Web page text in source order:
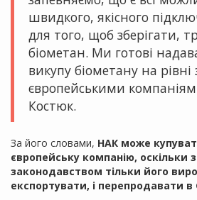
швидкого, якісного
для того, щоб зберігати,
біометан. Ми готові
викупу біометану на рівні
європейськими
Костюк.
За його словами, НАК може
європейську компанію, оскільки
законодавством тільки його
експортувати, і перепродавати в